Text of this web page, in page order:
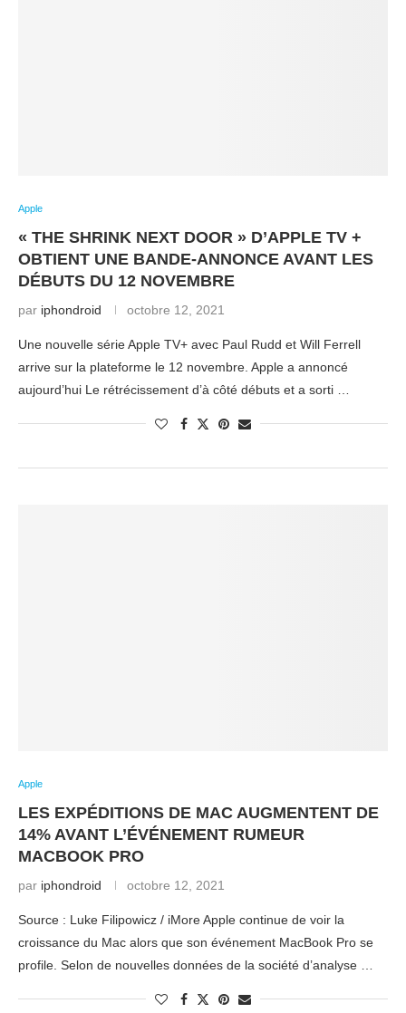
Apple
« THE SHRINK NEXT DOOR » D’APPLE TV +
OBTIENT UNE BANDE-ANNONCE AVANT LES
DÉBUTS DU 12 NOVEMBRE
par iphondroid octobre 12, 2021
Une nouvelle série Apple TV+ avec Paul Rudd et Will Ferrell
arrive sur la plateforme le 12 novembre. Apple a annoncé
aujourd’hui Le rétrécissement d’à côté débuts et a sorti …
Apple
LES EXPÉDITIONS DE MAC AUGMENTENT DE
14% AVANT L’ÉVÉNEMENT RUMEUR
MACBOOK PRO
par iphondroid octobre 12, 2021
Source : Luke Filipowicz / iMore Apple continue de voir la
croissance du Mac alors que son événement MacBook Pro se
profile. Selon de nouvelles données de la société d’analyse …